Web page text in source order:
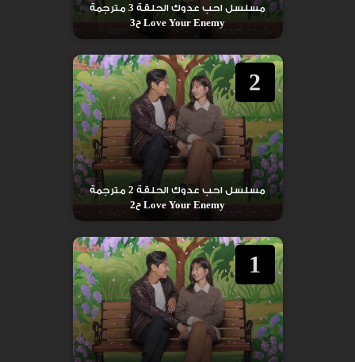
مسلسل احب عدوك الحلقة 3 مترجمة
Love Your Enemy ح3
2
مسلسل احب عدوك الحلقة 2 مترجمة
Love Your Enemy ح2
1